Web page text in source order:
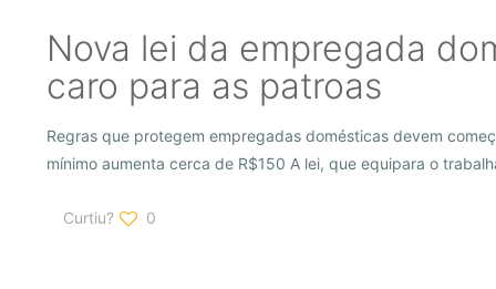
Nova lei da empregada
caro para as patroas
Regras que protegem empregadas domésticas devem
mínimo aumenta cerca de R$150 A lei, que equipara o
Curtiu? 0